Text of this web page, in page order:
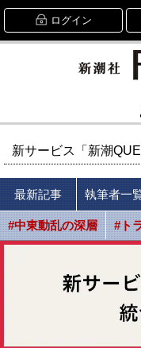
ログイン
新サービス「新潮
最新記事 執筆者一
#中東動乱の深層 #ト